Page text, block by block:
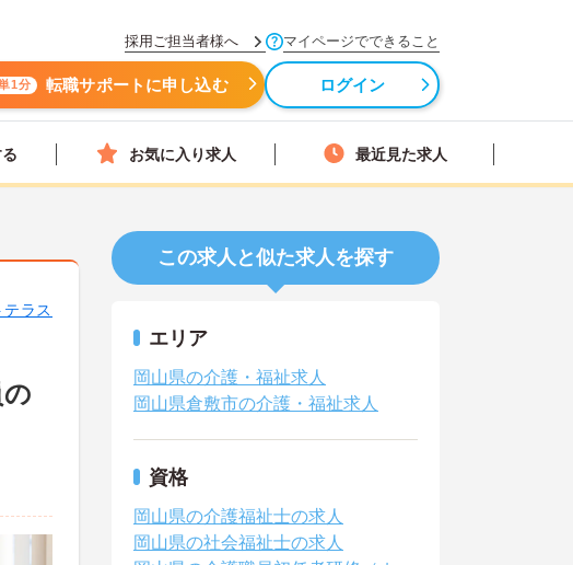
採用ご担当者様へ マイページでできること
1分 転職サポートに申し込む ログイン
お気に入り求人 最近見た求人
ラス
この求人と似た求人を探す
エリア
岡山県の介護・福祉求人
岡山県倉敷市の介護・福祉求人
資格
岡山県の介護福祉士の求人
岡山県の社会福祉士の求人